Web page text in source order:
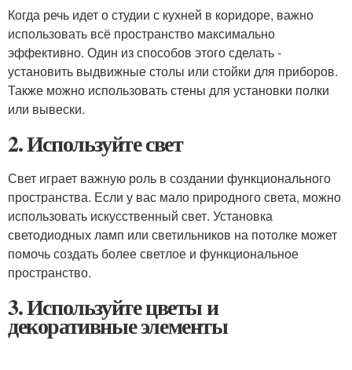
Когда речь идет о студии с кухней в коридоре, важно
использовать всё пространство максимально
эффективно. Один из способов этого сделать -
установить выдвижные столы или стойки для приборов.
Также можно использовать стены для установки полки
или вывески.
2. Используйте свет
Свет играет важную роль в создании функционального
пространства. Если у вас мало природного света, можно
использовать искусственный свет. Установка
светодиодных ламп или светильников на потолке может
помочь создать более светлое и функциональное
пространство.
3. Используйте цветы и
декоративные элементы